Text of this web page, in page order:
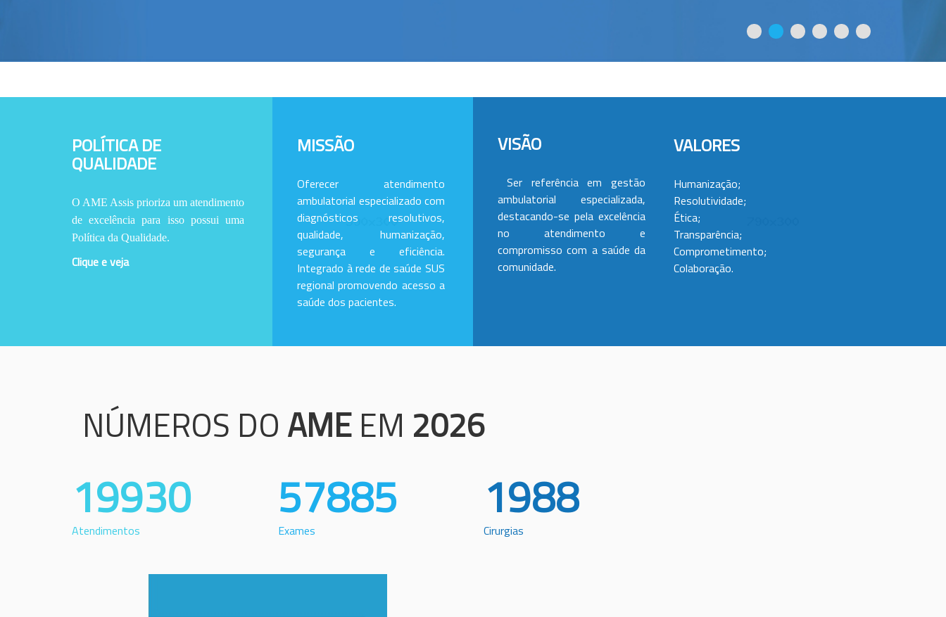
POLÍTICA DE
QUALIDADE
O AME Assis prioriza um atendimento
de excelência para isso possui uma
Política da Qualidade.
Clique e veja
MISSÃO
Oferecer atendimento
ambulatorial especializado com
diagnósticos resolutivos,
qualidade, humanização,
segurança e eficiência.
Integrado à rede de saúde SUS
regional promovendo acesso a
saúde dos pacientes.
VISÃO
Ser referência em gestão
ambulatorial especializada,
destacando-se pela excelência
no atendimento e
compromisso com a saúde da
comunidade.
VALORES
Humanização;
Resolutividade;
Ética;
Transparência;
Comprometimento;
Colaboração.
NÚMEROS DO AME EM 2026
19930
Atendimentos
57885
Exames
1988
Cirurgias